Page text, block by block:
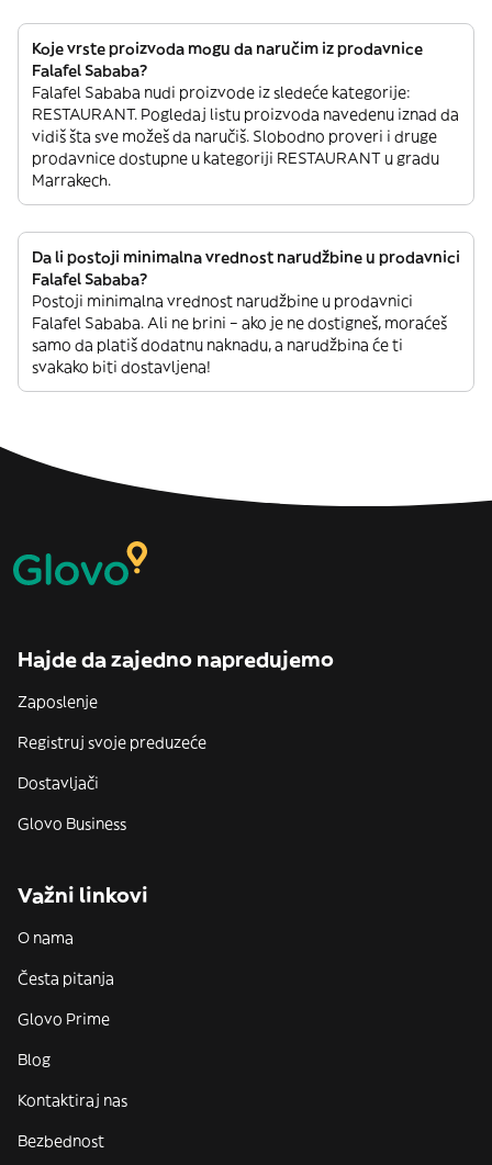
Koje vrste proizvoda mogu da naručim iz prodavnice
Falafel Sababa?
Falafel Sababa nudi proizvode iz sledeće kategorije:
RESTAURANT. Pogledaj listu proizvoda navedenu iznad da
vidiš šta sve možeš da naručiš. Slobodno proveri i druge
prodavnice dostupne u kategoriji RESTAURANT u gradu
Marrakech.
Da li postoji minimalna vrednost narudžbine u prodavnici
Falafel Sababa?
Postoji minimalna vrednost narudžbine u prodavnici
Falafel Sababa. Ali ne brini – ako je ne dostigneš, moraćeš
samo da platiš dodatnu naknadu, a narudžbina će ti
svakako biti dostavljena!
Hajde da zajedno napredujemo
Zaposlenje
Registruj svoje preduzeće
Dostavljači
Glovo Business
Važni linkovi
O nama
Česta pitanja
Glovo Prime
Blog
Kontaktiraj nas
Bezbednost